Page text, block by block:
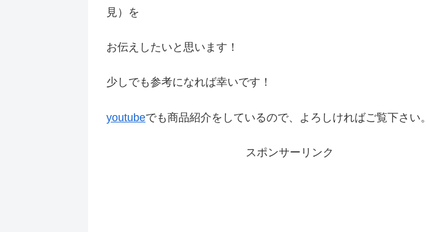
見）を
お伝えしたいと思います！
少しでも参考になれば幸いです！
youtubeでも商品紹介をしているので、よろしければご覧下さい。
スポンサーリンク